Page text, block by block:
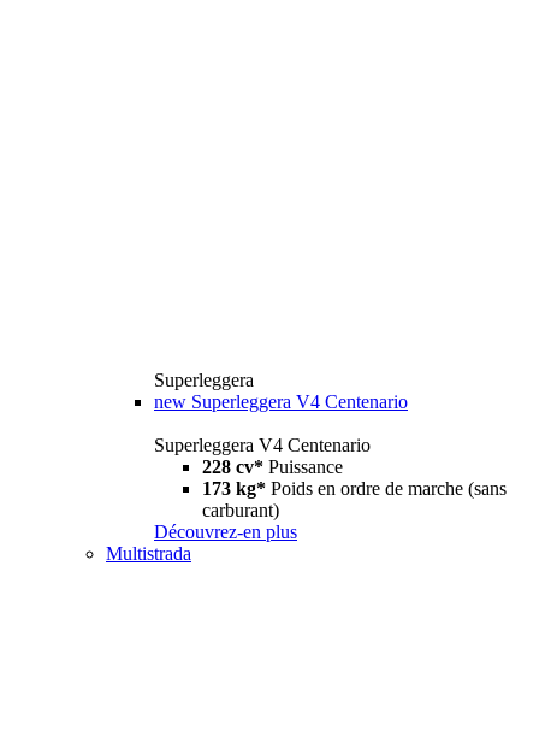
Superleggera
new Superleggera V4 Centenario
Superleggera V4 Centenario
228 cv* Puissance
173 kg* Poids en ordre de marche (sans
carburant)
Découvrez-en plus
Multistrada